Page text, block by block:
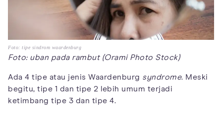
Foto: tipe sindrom waardenburg
Foto: uban pada rambut (Orami Photo Stock)
Ada 4 tipe atau jenis Waardenburg syndrome. Meski
begitu, tipe 1 dan tipe 2 lebih umum terjadi
ketimbang tipe 3 dan tipe 4.